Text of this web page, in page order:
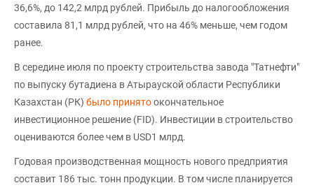
36,6%, до 142,2 млрд рублей. Прибыль до налогообложения
составила 81,1 млрд рублей, что на 46% меньше, чем годом
ранее.
В середине июля по проекту строительства завода "Татнефти"
по выпуску бутадиена в Атырауской области Республики
Казахстан (РК) было принятоокончательное
инвестиционное решение (FID). Инвестиции в строительство
оцениваются более чем в USD1 млрд.
Годовая производственная мощность нового предприятия
составит 186 тыс. тонн продукции. В том числе планируется